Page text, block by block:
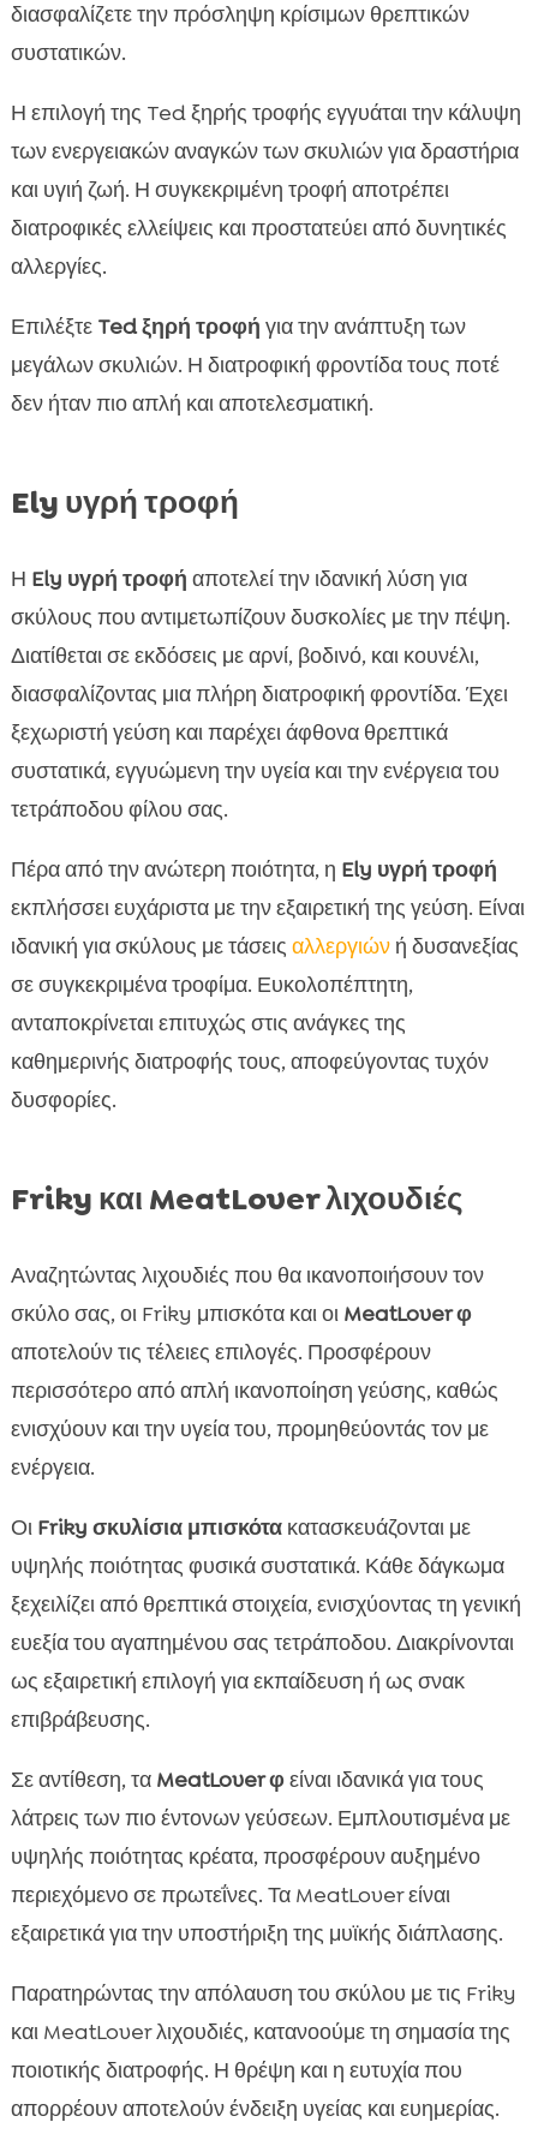
διασφαλίζετε την πρόσληψη κρίσιμων θρεπτικών
συστατικών.
Η επιλογή της Ted ξηρής τροφής εγγυάται την κάλυψη
των ενεργειακών αναγκών των σκυλιών για δραστήρια
και υγιή ζωή. Η συγκεκριμένη τροφή αποτρέπει
διατροφικές ελλείψεις και προστατεύει από δυνητικές
αλλεργίες.
Επιλέξτε Ted ξηρή τροφή για την ανάπτυξη των
μεγάλων σκυλιών. Η διατροφική φροντίδα τους ποτέ
δεν ήταν πιο απλή και αποτελεσματική.
Ely υγρή τροφή
Η Ely υγρή τροφή αποτελεί την ιδανική λύση για
σκύλους που αντιμετωπίζουν δυσκολίες με την πέψη.
Διατίθεται σε εκδόσεις με αρνί, βοδινό, και κουνέλι,
διασφαλίζοντας μια πλήρη διατροφική φροντίδα. Έχει
ξεχωριστή γεύση και παρέχει άφθονα θρεπτικά
συστατικά, εγγυώμενη την υγεία και την ενέργεια του
τετράποδου φίλου σας.
Πέρα από την ανώτερη ποιότητα, η Ely υγρή τροφή
εκπλήσσει ευχάριστα με την εξαιρετική της γεύση. Είναι
ιδανική για σκύλους με τάσεις αλλεργιώνή δυσανεξίας
σε συγκεκριμένα τροφίμα. Ευκολοπέπτητη,
ανταποκρίνεται επιτυχώς στις ανάγκες της
καθημερινής διατροφής τους, αποφεύγοντας τυχόν
δυσφορίες.
Friky και MeatLover λιχουδιές
Αναζητώντας λιχουδιές που θα ικανοποιήσουν τον
σκύλο σας, οι Friky μπισκότα και οι MeatLover φ
αποτελούν τις τέλειες επιλογές. Προσφέρουν
περισσότερο από απλή ικανοποίηση γεύσης, καθώς
ενισχύουν και την υγεία του, προμηθεύοντάς τον με
ενέργεια.
Οι Friky σκυλίσια μπισκότακατασκευάζονται με
υψηλής ποιότητας φυσικά συστατικά. Κάθε δάγκωμα
ξεχειλίζει από θρεπτικά στοιχεία, ενισχύοντας τη γενική
ευεξία του αγαπημένου σας τετράποδου. Διακρίνονται
ως εξαιρετική επιλογή για εκπαίδευση ή ως σνακ
επιβράβευσης.
Σε αντίθεση, τα MeatLover φείναι ιδανικά για τους
λάτρεις των πιο έντονων γεύσεων. Εμπλουτισμένα με
υψηλής ποιότητας κρέατα, προσφέρουν αυξημένο
περιεχόμενο σε πρωτεΐνες. Τα MeatLover είναι
εξαιρετικά για την υποστήριξη της μυϊκής διάπλασης.
Παρατηρώντας την απόλαυση του σκύλου με τις Friky
και MeatLover λιχουδιές, κατανοούμε τη σημασία της
ποιοτικής διατροφής. Η θρέψη και η ευτυχία που
απορρέουν αποτελούν ένδειξη υγείας και ευημερίας.